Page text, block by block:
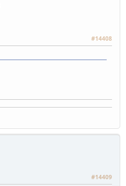
#14408
#14409